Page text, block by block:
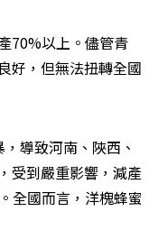
70%以上。儘管青
好，但無法扭轉全國
導致河南、陜西、
受到嚴重影響，減產
全國而言，洋槐蜂蜜